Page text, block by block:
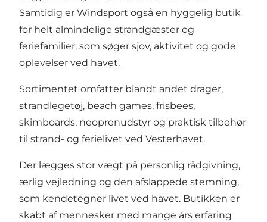
Samtidig er Windsport også en hyggelig butik
for helt almindelige strandgæster og
feriefamilier, som søger sjov, aktivitet og gode
oplevelser ved havet.
Sortimentet omfatter blandt andet drager,
strandlegetøj, beach games, frisbees,
skimboards, neoprenudstyr og praktisk tilbehør
til strand- og ferielivet ved Vesterhavet.
Der lægges stor vægt på personlig rådgivning,
ærlig vejledning og den afslappede stemning,
som kendetegner livet ved havet. Butikken er
skabt af mennesker med mange års erfaring